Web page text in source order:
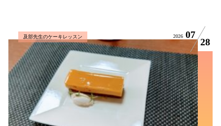
及部先生のケーキレッスン 2026 07
28